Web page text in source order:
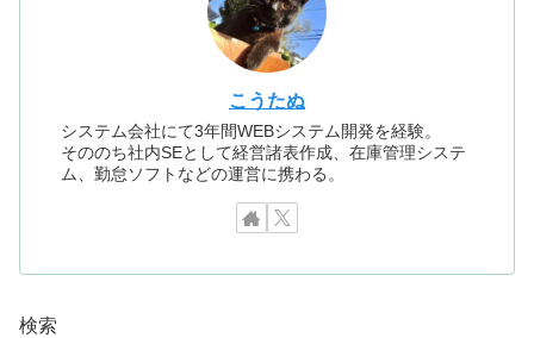
こうたぬ
システム会社にて3年間WEBシステム開発を経験。
そののち社内SEとして経営諸表作成、在庫管理システ
ム、勤怠ソフトなどの運営に携わる。
検索